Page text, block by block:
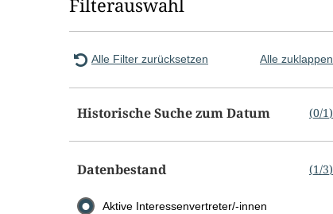
Filterauswahl
Alle Filter zurücksetzen Alle zuklappen
Historische Suche zum Datum (0/1)
Datenbestand (1/3)
Aktive Interessenvertreter/-innen